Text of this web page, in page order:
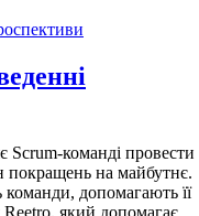
Scrum-команді провести
покращень на майбутнє.
команди, допомагають її